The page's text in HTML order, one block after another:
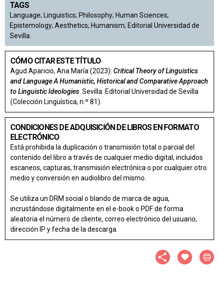
TAGS
Language; Linguistics; Philosophy; Human Sciences;
Epistemology; Aesthetics; Humanism; Editorial Universidad de
Sevilla.
CÓMO CITAR ESTE TÍTULO
Agud Aparicio, Ana María (2023): Critical Theory of Linguistics
and Language A Humanistic, Historical and Comparative Approach
to Linguistic Ideologies . Sevilla: Editorial Universidad de Sevilla
(Colección Lingüística, n.º 81).
CONDICIONES DE ADQUISICIÓN DE LIBROS EN FORMATO
ELECTRÓNICO
Está prohibida la duplicación o transmisión total o parcial del
contenido del libro a través de cualquier medio digital, incluidos
escaneos, capturas, transmisión electrónica o por cualquier otro
medio y conversión en audiolibro del mismo.
Se utiliza un DRM social o blando de marca de agua,
incrustándose digitalmente en el e-book o PDF de forma
aleatoria el número de cliente, correo electrónico del usuario,
dirección IP y fecha de la descarga.